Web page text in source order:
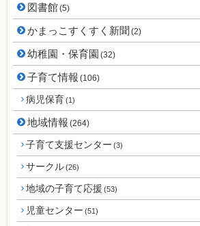
図書館(5)
かまっこすくすく新聞 (2)
幼稚園・保育園 (32)
子育て情報 (106)
病児保育(1)
地域情報 (264)
子育て支援センター (3)
サークル(26)
地域の子育て応援 (53)
児童センター (51)